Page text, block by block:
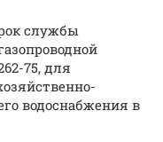
службы
75, для
водоснабжения в